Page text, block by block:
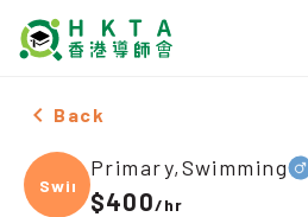
Male Primary,Swimming，
Back
Swimm
Primary,Swimming
$400/hr